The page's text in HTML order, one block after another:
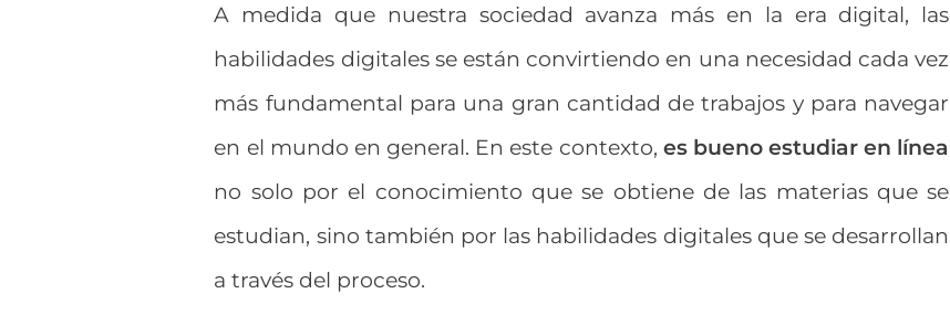
A medida que nuestra sociedad avanza más en la era digital, las
habilidades digitales se están convirtiendo en una necesidad cada vez
más fundamental para una gran cantidad de trabajos y para navegar
en el mundo en general. En este contexto, es bueno estudiar en línea
no solo por el conocimiento que se obtiene de las materias que se
estudian, sino también por las habilidades digitales que se desarrollan
a través del proceso.